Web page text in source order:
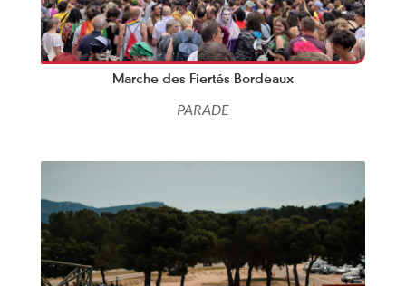
Marche des Fiertés Bordeaux
PARADE